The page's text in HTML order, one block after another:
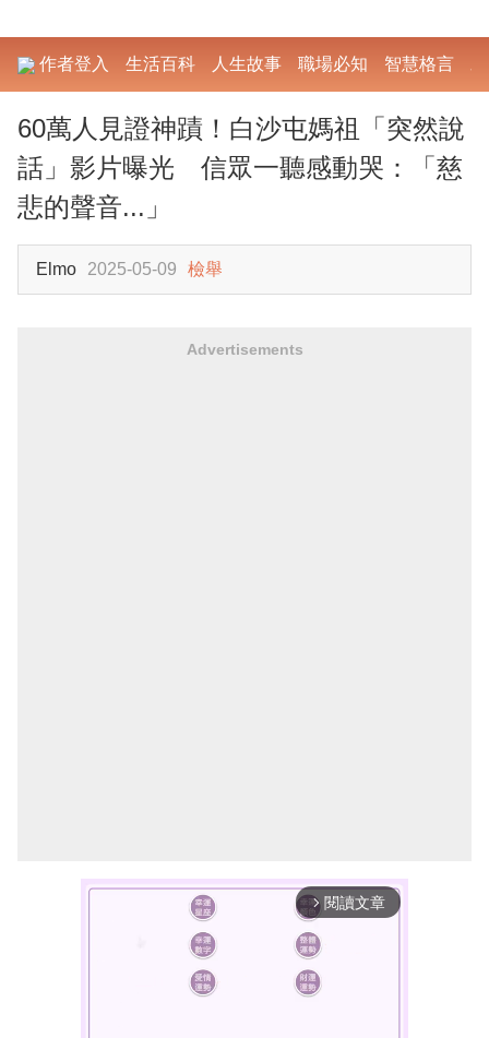
作者登入 生活百科 人生故事 職場必知 智慧格言
60萬人見證神蹟！白沙屯媽祖「突然說
話」影片曝光 信眾一聽感動哭：「慈
悲的聲音...」
Elmo 2025-05-09 檢舉
Advertisements
arrow_forward_ios 閱讀文章